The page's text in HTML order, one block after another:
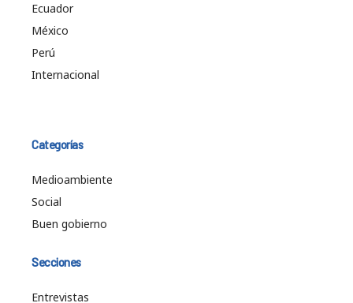
Ecuador
México
Perú
Internacional
Categorías
Medioambiente
Social
Buen gobierno
Secciones
Entrevistas